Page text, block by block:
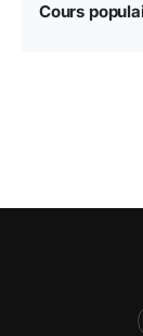
Cours